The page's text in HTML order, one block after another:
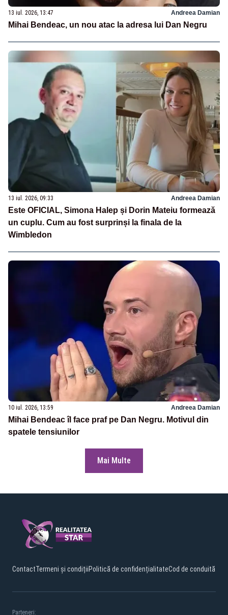
13 iul. 2026, 13:47 Andreea Damian
Mihai Bendeac, un nou atac la adresa lui Dan Negru
13 iul. 2026, 09:33 Andreea Damian
Este OFICIAL, Simona Halep și Dorin Mateiu formează
un cuplu. Cum au fost surprinși la finala de la
Wimbledon
10 iul. 2026, 13:59 Andreea Damian
Mihai Bendeac îl face praf pe Dan Negru. Motivul din
spatele tensiunilor
Mai Multe
ContactTermeni și condițiiPolitică de confidențialitateCod de conduită
Parteneri: